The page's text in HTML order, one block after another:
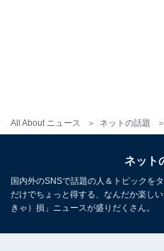
All About ニュース ネットの話題
ネット
国内外のSNSで話題の人＆トピックを
だけでちょっと得する、なんだか楽し
きゃ）損」ニュースが盛りだくさん。